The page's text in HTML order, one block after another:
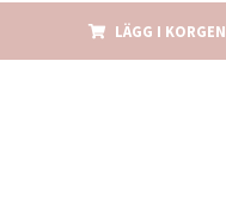
LÄGG I KORGEN